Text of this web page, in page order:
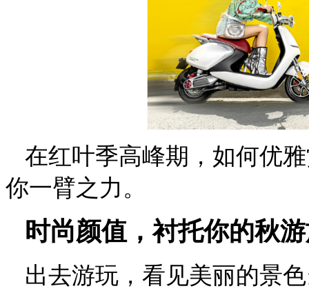
在红叶季高峰期，如何优
你一臂之力。
时尚颜值，衬托你的秋
出去游玩，看见美丽的景